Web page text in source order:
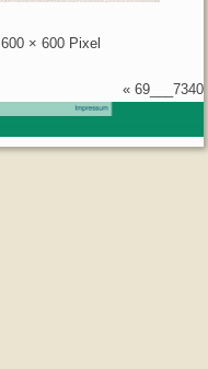
600 × 600 Pixel
« 69___7340